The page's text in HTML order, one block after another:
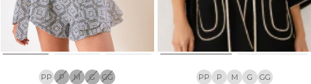
PP P M G GG PP P M G GG